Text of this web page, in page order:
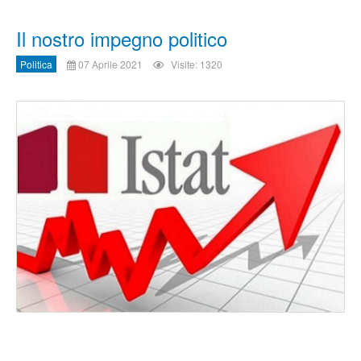
Il nostro impegno politico
Politica 07 Aprile 2021 Visite: 1320